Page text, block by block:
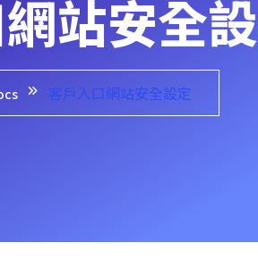
站安全
客戶入口網站安全設定